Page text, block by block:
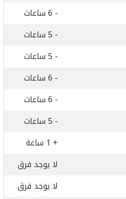
- 6 ساعات
- 5 ساعات
- 5 ساعات
- 6 ساعات
- 6 ساعات
- 5 ساعات
+ 1 ساعة
لا يوجد فرق
لا يوجد فرق